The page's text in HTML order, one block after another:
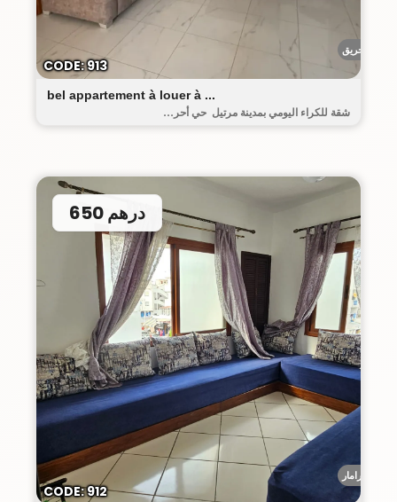
أحريق
bel appartement à louer à ...
شقة للكراء اليومي بمدينة مرتيل حي أحر...
CODE: 913
ميرامار
650 درهم
CODE: 912